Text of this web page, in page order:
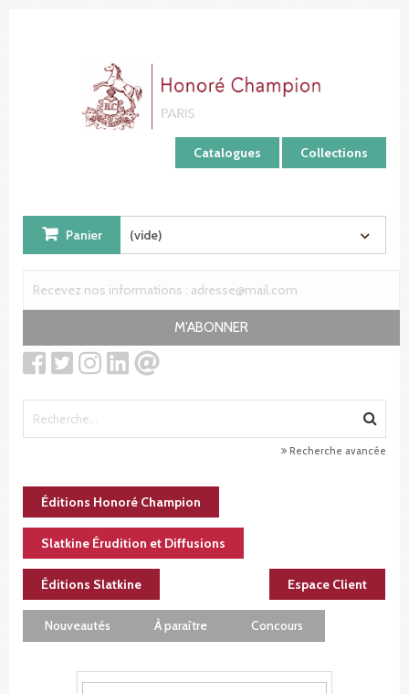
Catalogues Collections
Panier (vide)
M'ABONNER
Recherche avancée
Éditions Honoré Champion
Slatkine Érudition et Diffusions
Éditions Slatkine Espace Client
Nouveautés À paraître Concours